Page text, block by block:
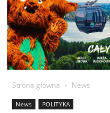
Strona główna News
News POLITYKA